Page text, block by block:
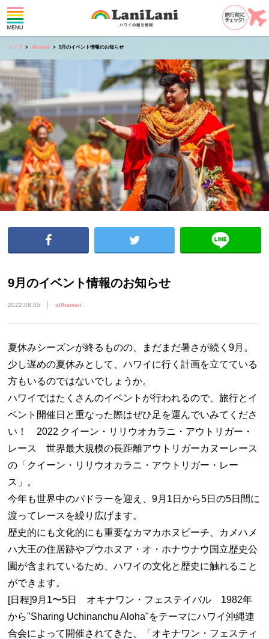
トップ allhawaii 9月のイベント情報のお知らせ
9月のイベント情報のお知らせ
2022.08.05 allhawaii
夏休みシーズンが終るものの、まだまだ暑さが続く9月。
少し遅めの夏休みとして、ハワイに行く計画を立てている
方もいるのではないでしょうか。
ハワイではたくさんのイベントが行われるので、旅行とイ
ベント開催日と重なった際はぜひ足を運んでいみてくださ
い！ 2022 クイーン・リリウオカラニ・アウトリガー・
レース 世界最大規模の長距離アウトリガーカヌーレース
の「クイーン・リリウオカラニ・アウトリガー・レー
ス」。
今年も世界中のパドラーを迎え、9月1日から5日の5日間に
渡ってレースを繰り広げます。
歴史的にも文化的にも重要なカマカホヌビーチ、カメハメ
ハ大王の住居跡やプウホヌア・オ・ホナウナウ国立歴史公
園が含まれているため、ハワイの文化と歴史に触れること
ができます。
[日程]9月1〜5日 オキナワン・フェステイバル 1982年
から"Sharing Uchinanchu Aloha"をテーマにハワイ沖縄連
合会によって開催されてきた、「オキナワン・フェスティ